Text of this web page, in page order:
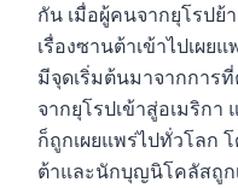
กัน เมื่อผู้คนจากยุโรปย้
เรื่องซานต้าเข้าไปเผย
มีจุดเริ่มต้นมาจากการ
จากยุโรปเข้าสู่อเมริกา
ก็ถูกเผยแพร่ไปทั่วโลก
ต้าและนักบุญนิโคลัสถูก